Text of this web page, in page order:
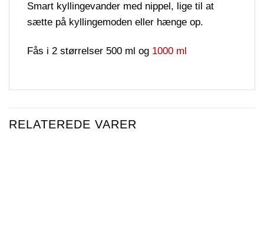
Smart kyllingevander med nippel, lige til at
sætte på kyllingemoden eller hænge op.
Fås i 2 størrelser 500 ml og 1000 ml
RELATEREDE VARER